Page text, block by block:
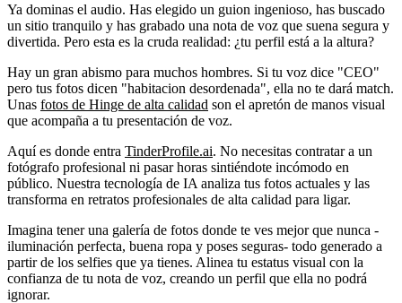
Ya dominas el audio. Has elegido un guion ingenioso, has buscado
un sitio tranquilo y has grabado una nota de voz que suena segura y
divertida. Pero esta es la cruda realidad: ¿tu perfil está a la altura?
Hay un gran abismo para muchos hombres. Si tu voz dice "CEO"
pero tus fotos dicen "habitacion desordenada", ella no te dará match.
Unas fotos de Hinge de alta calidad son el apretón de manos visual
que acompaña a tu presentación de voz.
Aquí es donde entra TinderProfile.ai. No necesitas contratar a un
fotógrafo profesional ni pasar horas sintiéndote incómodo en
público. Nuestra tecnología de IA analiza tus fotos actuales y las
transforma en retratos profesionales de alta calidad para ligar.
Imagina tener una galería de fotos donde te ves mejor que nunca -
iluminación perfecta, buena ropa y poses seguras- todo generado a
partir de los selfies que ya tienes. Alinea tu estatus visual con la
confianza de tu nota de voz, creando un perfil que ella no podrá
ignorar.